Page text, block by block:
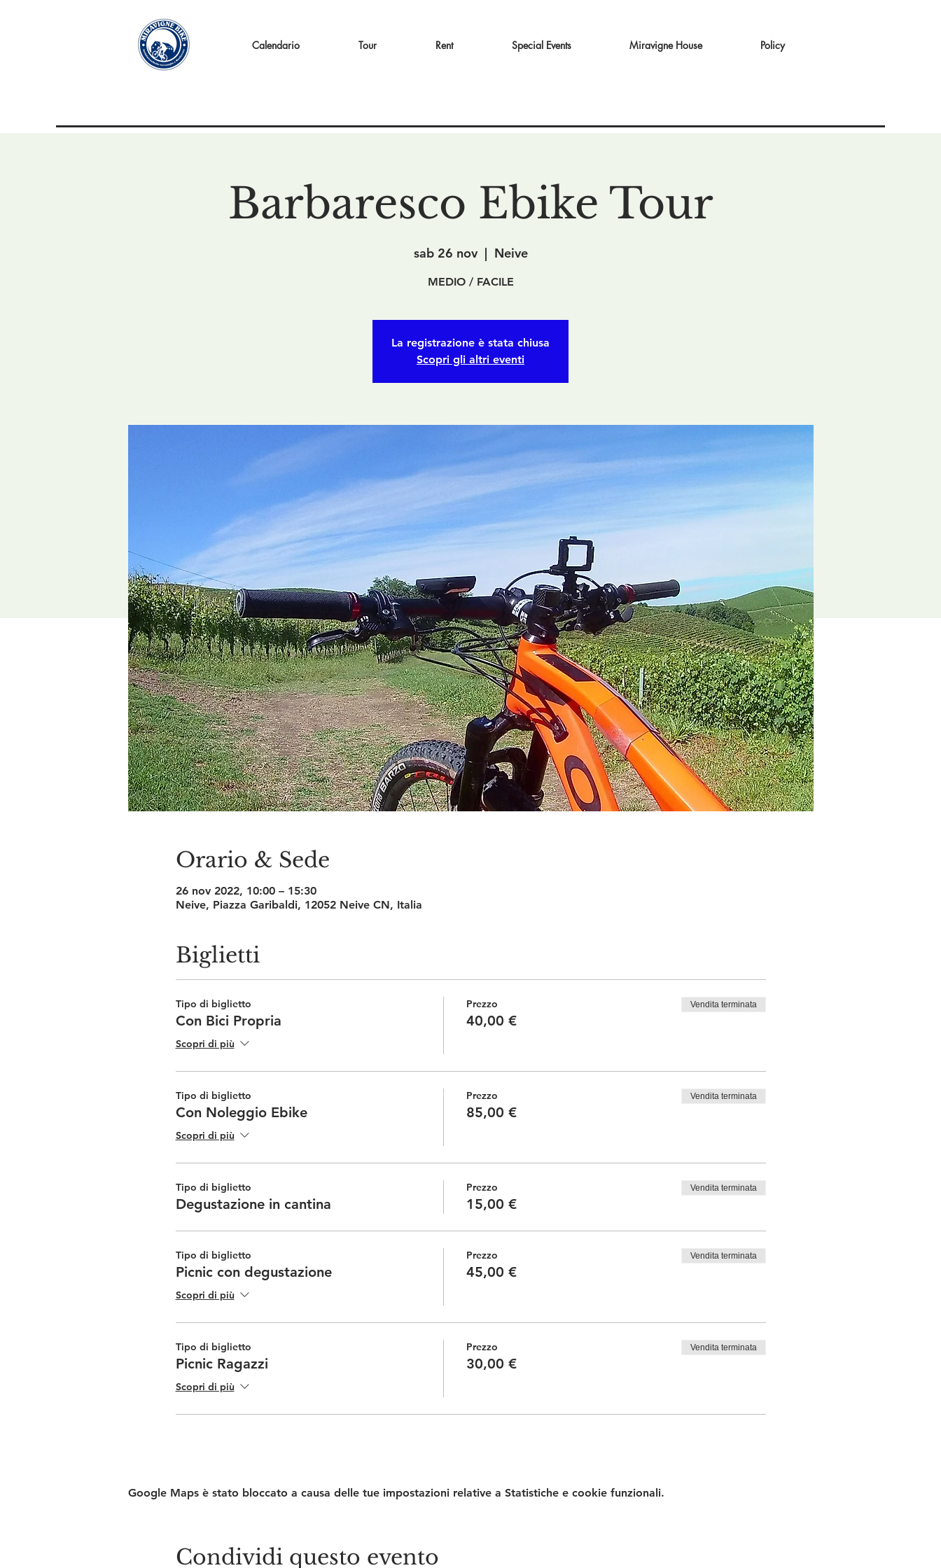
Calendario Tour Rent Special Events Miravigne House Policy
Barbaresco Ebike Tour
sab 26 nov
  |
Neive
MEDIO / FACILE
La registrazione è stata chiusa
Scopri gli altri eventi
Orario & Sede
26 nov 2022, 10:00 – 15:30
Neive, Piazza Garibaldi, 12052 Neive CN, Italia
Biglietti
Tipo di biglietto
Con Bici Propria
Scopri di più
Prezzo
40,00 €
Vendita terminata
Tipo di biglietto
Con Noleggio Ebike
Scopri di più
Prezzo
85,00 €
Vendita terminata
Tipo di biglietto
Degustazione in cantina
Prezzo
15,00 €
Vendita terminata
Tipo di biglietto
Picnic con degustazione
Scopri di più
Prezzo
45,00 €
Vendita terminata
Tipo di biglietto
Picnic Ragazzi
Scopri di più
Prezzo
30,00 €
Vendita terminata
Google Maps è stato bloccato a causa delle tue impostazioni relative a Statistiche e cookie funzionali.
Condividi questo evento